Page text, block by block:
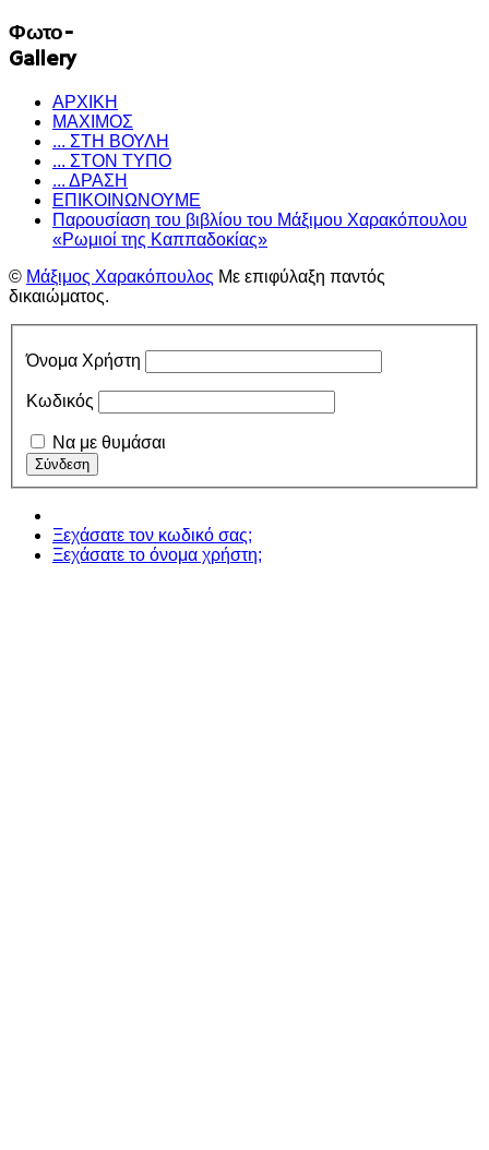
Φωτο-
Gallery
ΑΡΧΙΚΗ
ΜΑΧΙΜΟΣ
... ΣΤΗ ΒΟΥΛΗ
... ΣΤΟΝ ΤΥΠΟ
... ΔΡΑΣΗ
ΕΠΙΚΟΙΝΩΝΟΥΜΕ
Παρουσίαση του βιβλίου του Μάξιμου Χαρακόπουλου
«Ρωμιοί της Καππαδοκίας»
© Μάξιμος Χαρακόπουλος Με επιφύλαξη παντός
δικαιώματος.
Όνομα Χρήστη
Κωδικός
Να με θυμάσαι
Ξεχάσατε τον κωδικό σας;
Ξεχάσατε το όνομα χρήστη;